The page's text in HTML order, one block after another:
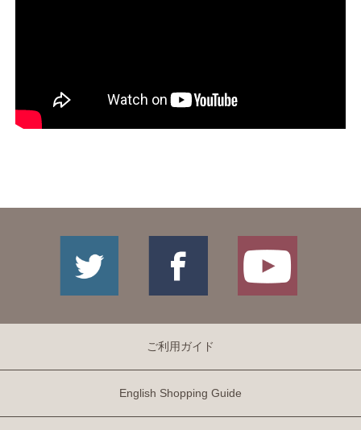
ご利用ガイド
English Shopping Guide